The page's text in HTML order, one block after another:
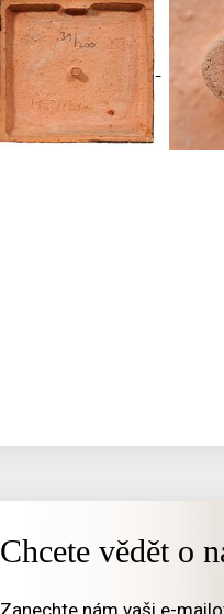
Chcete vědět o
Zanechte nám vaši e-